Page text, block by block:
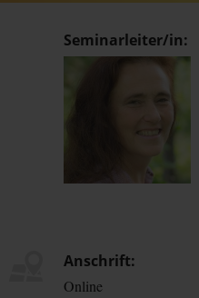
Anschrift:
Online
Seminarleiter/in: